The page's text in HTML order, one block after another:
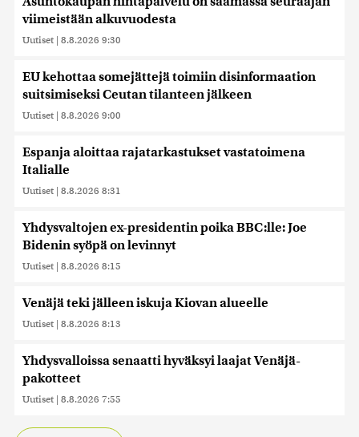
viimeistään alkuvuodesta
Uutiset | 8.8.2026 9:30
EU kehottaa somejättejä toimiin disinformaation
suitsimiseksi Ceutan tilanteen jälkeen
Uutiset | 8.8.2026 9:00
Espanja aloittaa rajatarkastukset vastatoimena
Italialle
Uutiset | 8.8.2026 8:31
Yhdysvaltojen ex-presidentin poika BBC:lle: Joe
Bidenin syöpä on levinnyt
Uutiset | 8.8.2026 8:15
Venäjä teki jälleen iskuja Kiovan alueelle
Uutiset | 8.8.2026 8:13
Yhdysvalloissa senaatti hyväksyi laajat Venäjä-
pakotteet
Uutiset | 8.8.2026 7:55